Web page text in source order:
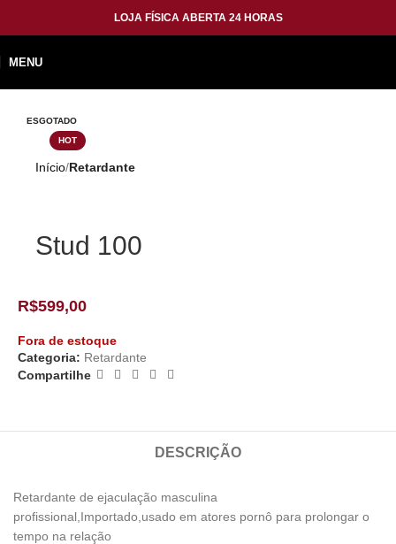
LOJA FÍSICA ABERTA 24 HORAS
MENU
ESGOTADO
HOT
Início Retardante
Stud 100
R$599,00
Fora de estoque
Categoria: Retardante
Compartilhe
DESCRIÇÃO
Retardante de ejaculação masculina
profissional,Importado,usado em atores pornô para prolongar o
tempo na relação